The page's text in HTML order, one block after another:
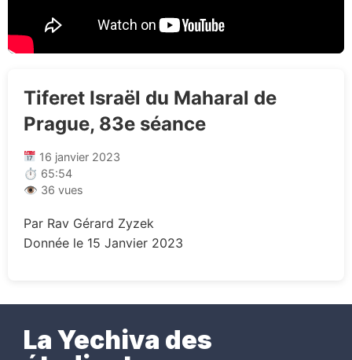
Tiferet Israël du Maharal de
Prague, 83e séance
16 janvier 2023
⏱ 65:54
👁 36 vues
Par Rav Gérard Zyzek
Donnée le 15 Janvier 2023
La Yechiva des